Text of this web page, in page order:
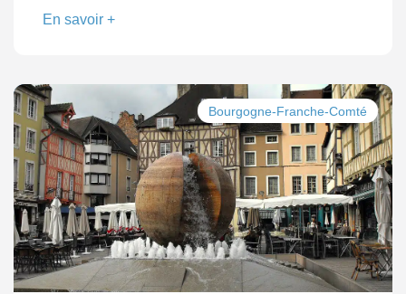
En savoir +
Bourgogne-Franche-Comté